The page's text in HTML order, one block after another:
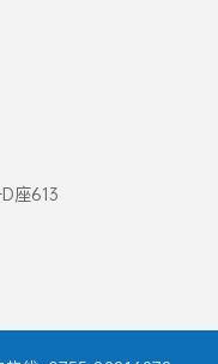
座613